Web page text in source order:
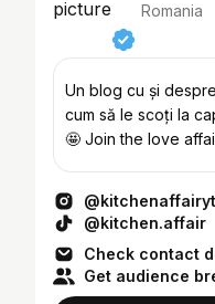
Romania
Un blog cu și
cum să le scoți la
🤩 Join the love
@kitchenaffairyt
@kitchen.affair
Check contact
Get audience